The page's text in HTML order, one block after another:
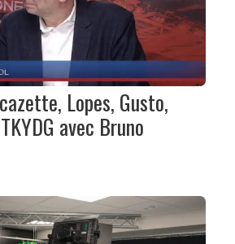
Lopes, Gusto,
avec Bruno